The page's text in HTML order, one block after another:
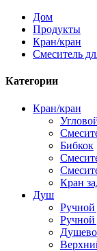
Дом
Продукты
Кран/кран
Смеситель
Категории
Кран/кран
Бибкок
Кран
Душ